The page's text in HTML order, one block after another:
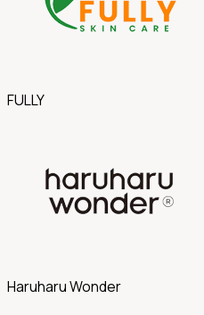
FULLY
Haruharu Wonder